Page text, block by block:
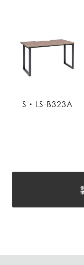
S・LS-B323A